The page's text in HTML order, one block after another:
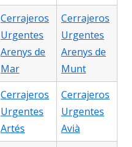
Cerrajeros
Urgentes
Arenys de
Mar
Cerrajeros
Urgentes
Arenys de
Munt
Cerrajeros
Urgentes
Artés
Cerrajeros
Urgentes
Avià